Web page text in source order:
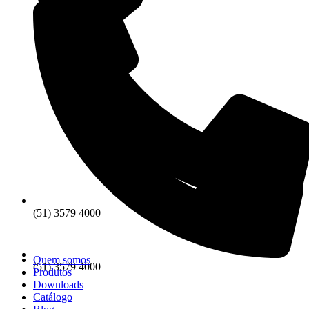
(51) 3579 4000
(51) 3579 4000
Quem somos
Produtos
Downloads
Catálogo